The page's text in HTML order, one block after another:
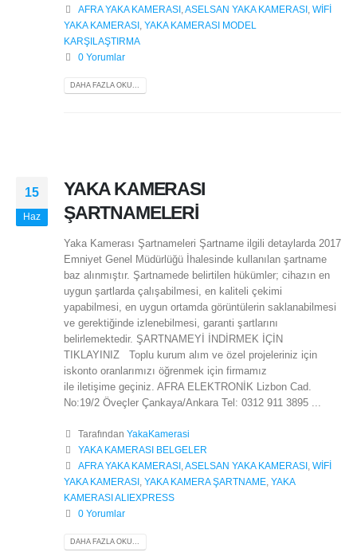
AFRA YAKA KAMERASI, ASELSAN YAKA KAMERASI, WİFİ
YAKA KAMERASI YAKA KAMERASI MODEL
KARŞILAŞTIRMA
0 Yorumlar
DAHA FAZLA OKU...
15
Haz
YAKA KAMERASI
ŞARTNAMELERİ
Yaka Kamerası Şartnameleri Şartname ilgili detaylarda 2017
Emniyet Genel Müdürlüğü İhalesinde kullanılan şartname
baz alınmıştır. Şartnamede belirtilen hükümler; cihazın en
uygun şartlarda çalışabilmesi, en kaliteli çekimi
yapabilmesi, en uygun ortamda görüntülerin saklanabilmesi
ve gerektiğinde izlenebilmesi, garanti şartlarını
belirlemektedir. ŞARTNAMEYİ İNDİRMEK İÇİN
TIKLAYINIZ Toplu kurum alım ve özel projeleriniz için
iskonto oranlarımızı öğrenmek için firmamız
ile iletişime geçiniz. AFRA ELEKTRONİK Lizbon Cad.
No:19/2 Öveçler Çankaya/Ankara Tel: 0312 911 3895 ...
Tarafından YakaKamerasi
YAKA KAMERASI BELGELER
AFRA YAKA KAMERASI, ASELSAN YAKA KAMERASI, WİFİ
YAKA KAMERASI YAKA KAMERA ŞARTNAME YAKA
KAMERASI ALIEXPRESS
0 Yorumlar
DAHA FAZLA OKU...